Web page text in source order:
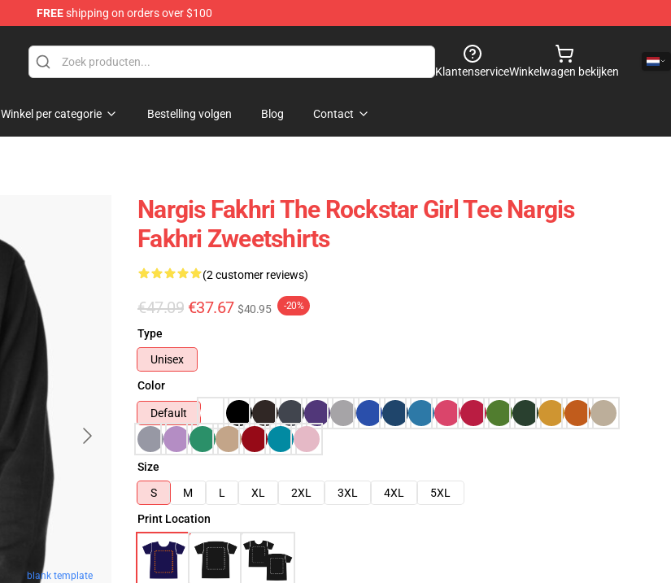
FREEshipping on orders over $100
KlantenserviceWinkelwagen bekijken
Winkel per categorie Bestelling volgen Blog Contact
blank template
Nargis Fakhri The Rockstar Girl Tee Nargis
Fakhri Zweetshirts
(2 customer reviews)
€47.09 €37.67 $40.95 -20%
Type
Unisex
Color
Default
Size
S
M L XL 2XL 3XL 4XL
5XL
Print Location